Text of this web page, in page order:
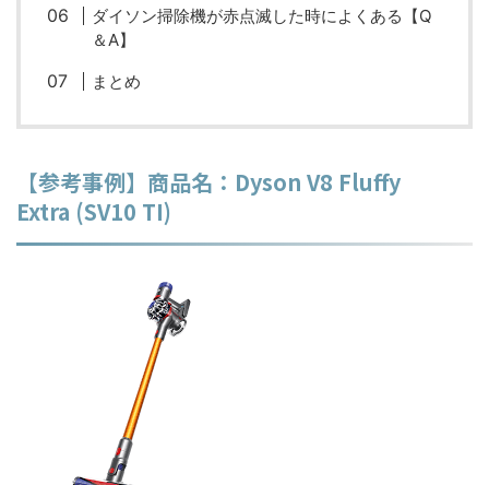
ダイソン掃除機が赤点滅した時によくある【Q
＆A】
まとめ
【参考事例】商品名：Dyson V8 Fluffy
Extra (SV10 TI)